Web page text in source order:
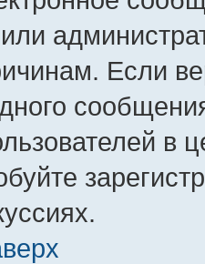
Если
в